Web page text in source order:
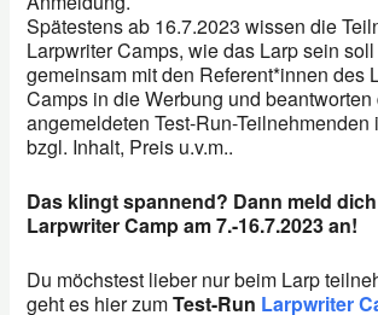
Spätestens ab 16.7.2023 wissen die
Larpwriter Camps, wie das Larp sein
gemeinsam mit den Referent*innen des
Camps in die Werbung und beantworten
angemeldeten Test-Run-Teilnehmenden
bzgl. Inhalt, Preis u.v.m..
Das klingt spannend? Dann meld
Larpwriter Camp am 7.-16.7.2023 an!
Du möchstest lieber nur beim Larp
geht es hier zumTest-Run Larpwriter